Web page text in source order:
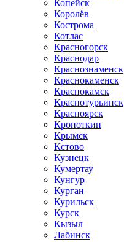
Копейск
Королёв
Кострома
Котлас
Красногорск
Краснодар
Краснознаменск
Краснокаменск
Краснокамск
Краснотурьинск
Красноярск
Кропоткин
Крымск
Кстово
Кузнецк
Кумертау
Кунгур
Курган
Курильск
Курск
Кызыл
Лабинск